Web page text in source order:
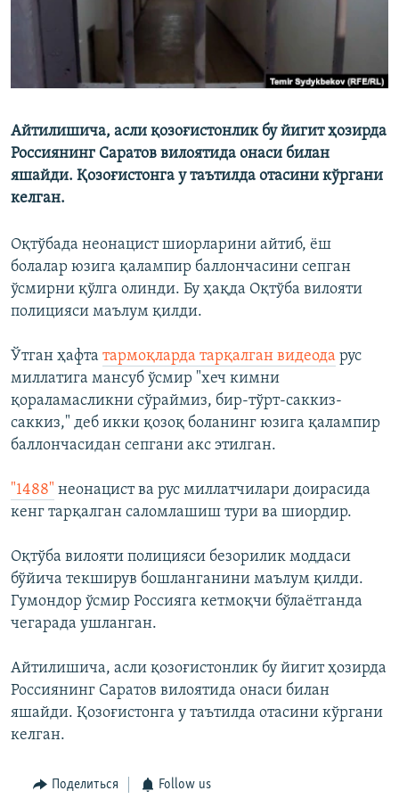
Айтилишича, асли қозоғистонлик бу йигит ҳозирда
Россиянинг Саратов вилоятида онаси билан
яшайди. Қозоғистонга у таътилда отасини кўргани
келган.
Оқтўбада неонацист шиорларини айтиб, ёш
болалар юзига қалампир баллончасини сепган
ўсмирни қўлга олинди. Бу ҳақда Оқтўба вилояти
полицияси маълум қилди.
Ўтган ҳафта тармоқларда тарқалган видеода рус
миллатига мансуб ўсмир "хеч кимни
қораламасликни сўраймиз, бир-тўрт-саккиз-
саккиз," деб икки қозоқ боланинг юзига қалампир
баллончасидан сепгани акс этилган.
"1488" неонацист ва рус миллатчилари доирасида
кенг тарқалган саломлашиш тури ва шиордир.
Оқтўба вилояти полицияси безорилик моддаси
бўйича текширув бошланганини маълум қилди.
Гумондор ўсмир Россияга кетмоқчи бўлаётганда
чегарада ушланган.
Айтилишича, асли қозоғистонлик бу йигит ҳозирда
Россиянинг Саратов вилоятида онаси билан
яшайди. Қозоғистонга у таътилда отасини кўргани
келган.
Поделиться Follow us